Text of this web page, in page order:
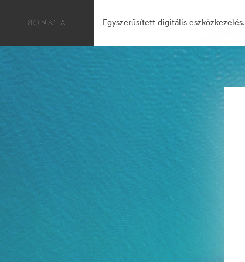
Egyszerűsített digitális eszközkezelés.